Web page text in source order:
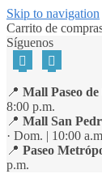
Skip to navigation
Carrito de
Síguenos
📍 Mall Paseo
8:00 p.m.
📍 Mall San
· Dom. | 10:00
📍 Paseo
p.m.